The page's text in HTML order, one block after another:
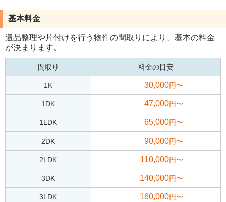
基本料金
遺品整理や片付けを行う物件の間取りにより、基本の料金
が決まります。
間取り 料金の目安
1K 30,000円〜
1DK 47,000円〜
1LDK 65,000円〜
2DK 90,000円〜
2LDK 110,000円〜
3DK 140,000円〜
3LDK 160,000円〜